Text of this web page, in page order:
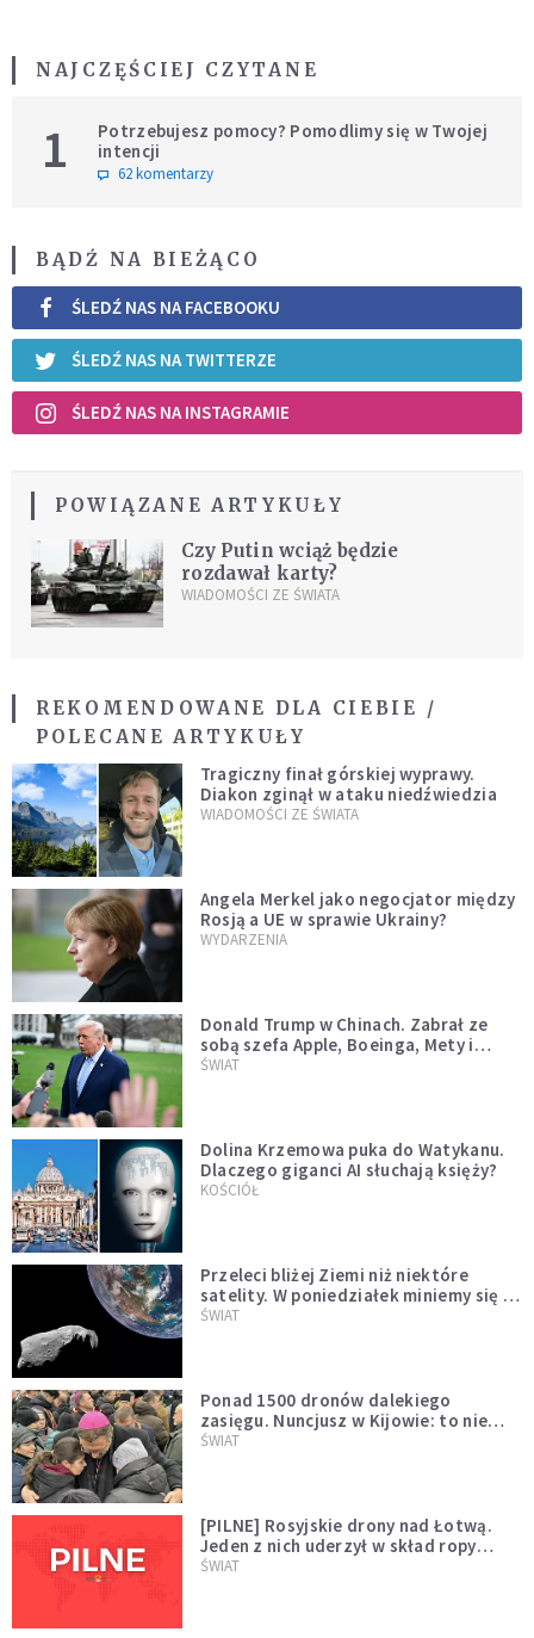
NAJCZĘŚCIEJ CZYTANE
1
Potrzebujesz pomocy? Pomodlimy się w Twojej
intencji
62 komentarzy
BĄDŹ NA BIEŻĄCO
ŚLEDŹ NAS NA FACEBOOKU
ŚLEDŹ NAS NA TWITTERZE
ŚLEDŹ NAS NA INSTAGRAMIE
POWIĄZANE ARTYKUŁY
Czy Putin wciąż będzie
rozdawał karty?
WIADOMOŚCI ZE ŚWIATA
REKOMENDOWANE DLA CIEBIE /
POLECANE ARTYKUŁY
Tragiczny finał górskiej wyprawy.
Diakon zginął w ataku niedźwiedzia
WIADOMOŚCI ZE ŚWIATA
Angela Merkel jako negocjator między
Rosją a UE w sprawie Ukrainy?
WYDARZENIA
Donald Trump w Chinach. Zabrał ze
sobą szefa Apple, Boeinga, Mety i
Muska
ŚWIAT
Dolina Krzemowa puka do Watykanu.
Dlaczego giganci AI słuchają księży?
KOŚCIÓŁ
Przeleci bliżej Ziemi niż niektóre
satelity. W poniedziałek miniemy się z
asteroidą, która poprzedzi znacznie
ŚWIAT
Ponad 1500 dronów dalekiego
zasięgu. Nuncjusz w Kijowie: to nie
wygląda na wolę zakończenia wojny
ŚWIAT
[PILNE] Rosyjskie drony nad Łotwą.
Jeden z nich uderzył w skład ropy
naftowej
ŚWIAT